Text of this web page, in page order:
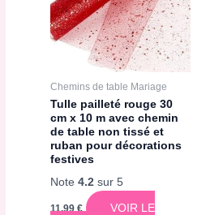
Chemins de table Mariage
Tulle pailleté rouge 30
cm x 10 m avec chemin
de table non tissé et
ruban pour décorations
festives
Note4.2 sur 5
11,99€
VOIR LE